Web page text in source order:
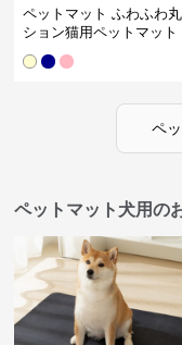
ペットマット ふわふわ
ション猫用ペットマット
ペ
ペットマット犬用の